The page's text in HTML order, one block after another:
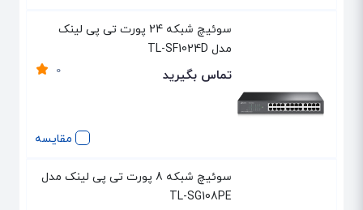
مقایسه
سوئیچ شبکه 24 پورت تی پی لینک
مدل TL-SF1024D
0 تماس بگیرید
سوئیچ شبکه 8 پورت تی پی لینک مدل
TL-SG108PE